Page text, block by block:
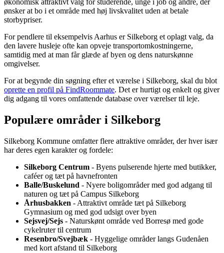
økonomisk attraktivt valg for studerende, unge i job og andre, der
ønsker at bo i et område med høj livskvalitet uden at betale
storbypriser.
For pendlere til eksempelvis Aarhus er Silkeborg et oplagt valg, da
den lavere husleje ofte kan opveje transportomkostningerne,
samtidig med at man får glæde af byen og dens naturskønne
omgivelser.
For at begynde din søgning efter et værelse i Silkeborg, skal du blot
oprette en profil på FindRoommate. Det er hurtigt og enkelt og giver
dig adgang til vores omfattende database over værelser til leje.
Populære områder i Silkeborg
Silkeborg Kommune omfatter flere attraktive områder, der hver især
har deres egen karakter og fordele:
Silkeborg Centrum - Byens pulserende hjerte med butikker,
caféer og tæt på havnefronten
Balle/Buskelund - Nyere boligområder med god adgang til
naturen og tæt på Campus Silkeborg
Århusbakken - Attraktivt område tæt på Silkeborg
Gymnasium og med god udsigt over byen
Sejsvej/Sejs - Naturskønt område ved Borresø med gode
cykelruter til centrum
Resenbro/Svejbæk - Hyggelige områder langs Gudenåen
med kort afstand til Silkeborg